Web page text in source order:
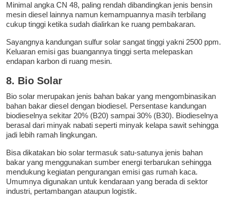
Minimal angka CN 48, paling rendah dibandingkan jenis bensin
mesin diesel lainnya namun kemampuannya masih terbilang
cukup tinggi ketika sudah dialirkan ke ruang pembakaran.
Sayangnya kandungan sulfur solar sangat tinggi yakni 2500 ppm.
Keluaran emisi gas buangannya tinggi serta melepaskan
endapan karbon di ruang mesin.
8. Bio Solar
Bio solar merupakan jenis bahan bakar yang mengombinasikan
bahan bakar diesel dengan biodiesel. Persentase kandungan
biodieselnya sekitar 20% (B20) sampai 30% (B30). Biodieselnya
berasal dari minyak nabati seperti minyak kelapa sawit sehingga
jadi lebih ramah lingkungan.
Bisa dikatakan bio solar termasuk satu-satunya jenis bahan
bakar yang menggunakan sumber energi terbarukan sehingga
mendukung kegiatan pengurangan emisi gas rumah kaca.
Umumnya digunakan untuk kendaraan yang berada di sektor
industri, pertambangan ataupun logistik.